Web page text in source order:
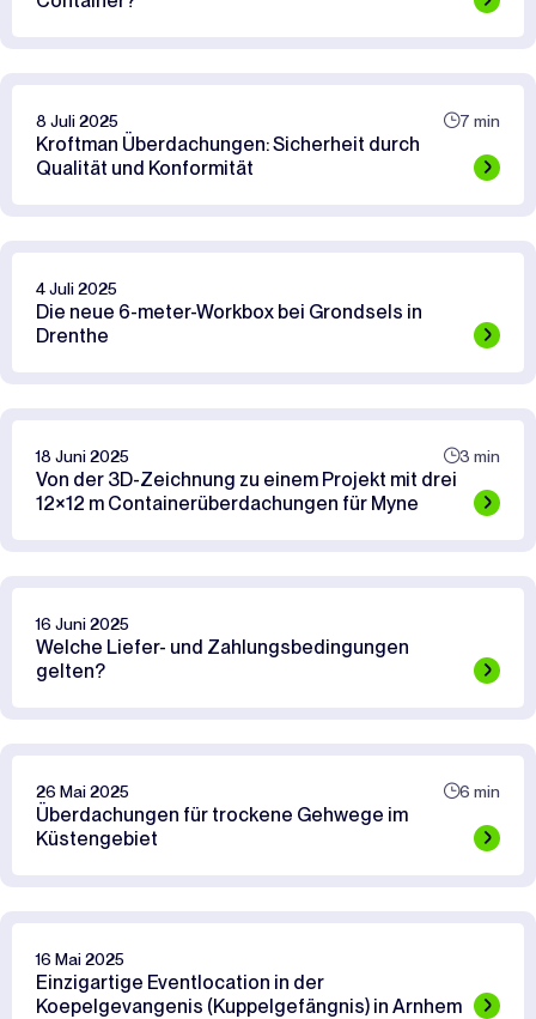
8 Juli 2025 7 min
Kroftman Überdachungen: Sicherheit durch
Qualität und Konformität
4 Juli 2025
Die neue 6-meter-Workbox bei Grondsels in
Drenthe
18 Juni 2025 3 min
Von der 3D-Zeichnung zu einem Projekt mit drei
12×12 m Containerüberdachungen für Myne
16 Juni 2025
Welche Liefer- und Zahlungsbedingungen
gelten?
26 Mai 2025 6 min
Überdachungen für trockene Gehwege im
Küstengebiet
16 Mai 2025
Einzigartige Eventlocation in der
Koepelgevangenis (Kuppelgefängnis) in Arnhem